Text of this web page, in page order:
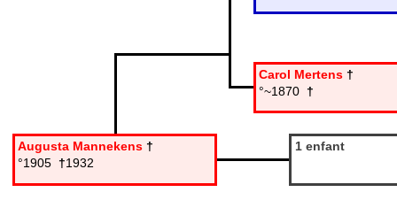
Carol Mertens †
°~1870 †
Augusta Mannekens †
°1905 †1932
1 enfant